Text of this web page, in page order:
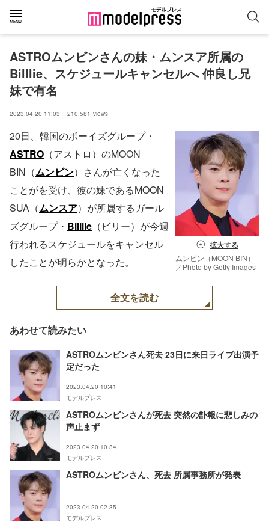
ASTROムンビンさんの妹・ムンスア所属の
Billlie、スケジュールキャンセルへ 仲良し兄
妹で有名
2023.04.20 11:03 210,581 views
拡大する
ムンビン（MOON BIN）
／Photo by Getty Images
20日、韓国のボーイズグループ・
ASTRO （アストロ）のMOON
BIN（ムンビン）さんが亡くなった
ことがを受け、彼の妹であるMOON
SUA（ムンスア）が所属するガール
ズグループ・ Billlie （ビリー）が今週
行われるスケジュールをキャンセル
したことが明らかとなった。
全文を読む
あわせて読みたい
ASTROムンビンさん死去 23日に来日ライブ出演予
定だった
2023.04.20 10:41
モデルプレス
ASTROムンビンさんが死去 突然の訃報に悲しみの
声止まず
2023.04.20 10:34
モデルプレス
ASTROムンビンさん、死去 所属事務所が発表
2023.04.20 02:35
モデルプレス